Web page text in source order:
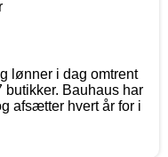
lønner i dag omtrent
butikker. Bauhaus har
afsætter hvert år for i